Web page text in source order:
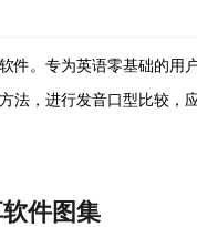
件。专为英语零基础的用
法，进行发音口型比较，
件图集